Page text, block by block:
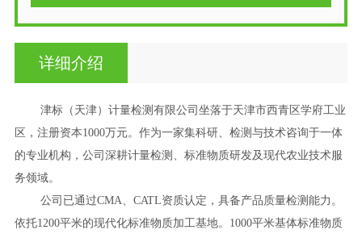
详细介绍
津标（天津）计量检测有限公司坐落于天津市西青区学府工业
区，注册资本1000万元。作为一家集科研、检测与技术咨询于一体
的专业机构，公司深耕计量检测、标准物质研发及现代农业技术服
务领域。
公司已通过CMA、CATL资质认定，具备产品质量检测能力。
依托1200平米的现代化标准物质加工基地。1000平米基体标准物质